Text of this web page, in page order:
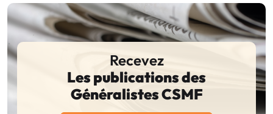
Recevez
Les publications des
Généralistes CSMF